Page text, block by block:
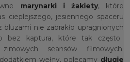
marynarki i żakiety, które
cieplejszego, jesiennego spaceru
nie zabrakło upragnionych
bez kaptura, które tak często
seansów filmowych.
wełny, polecamy długie